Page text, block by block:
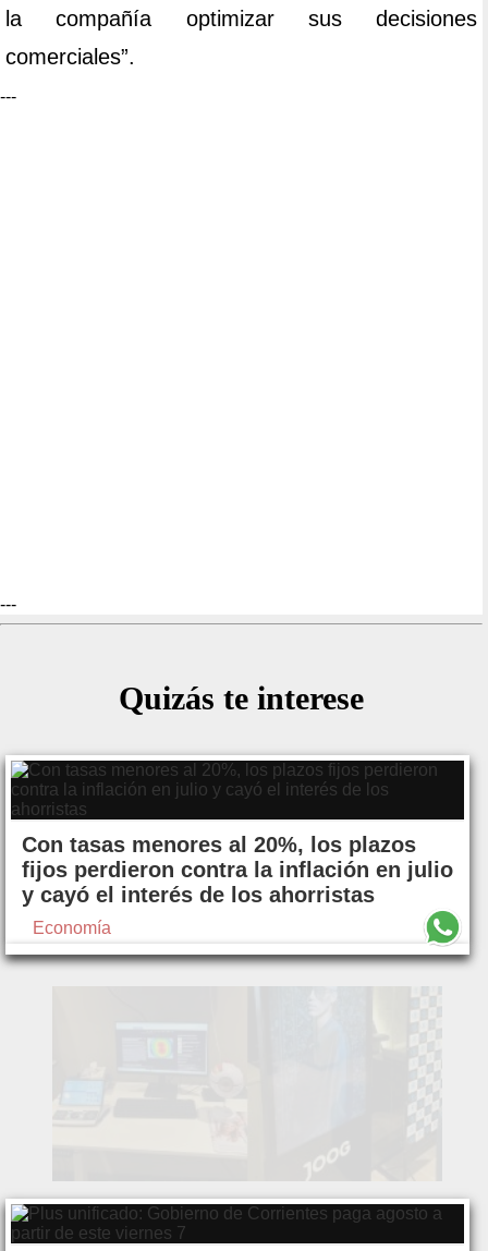
la compañía optimizar sus decisiones
comerciales”.
---
---
Quizás te interese
Con tasas menores al 20%, los plazos
fijos perdieron contra la inflación en julio
y cayó el interés de los ahorristas
Economía